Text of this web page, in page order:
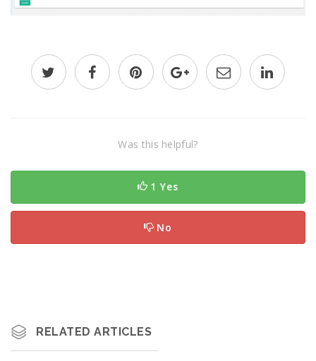
Was this helpful?
1 Yes
No
RELATED ARTICLES